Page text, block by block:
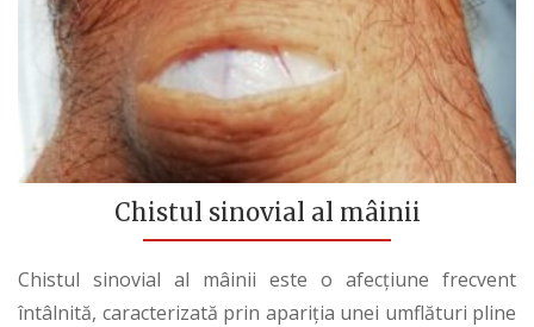
Chistul sinovial al mâinii
Chistul sinovial al mâinii este o afecțiune frecvent
întâlnită, caracterizată prin apariția unei umflături pline